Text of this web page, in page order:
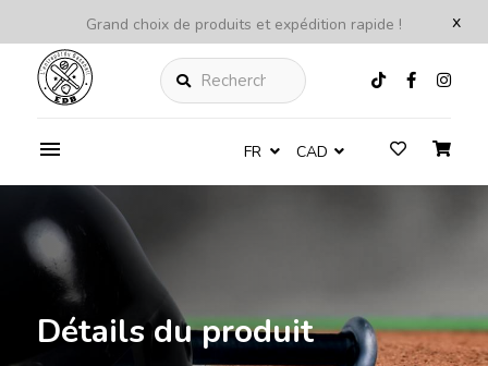
x
Grand choix de produits et expédition rapide !
Rechercher
FR CAD
Détails du produit